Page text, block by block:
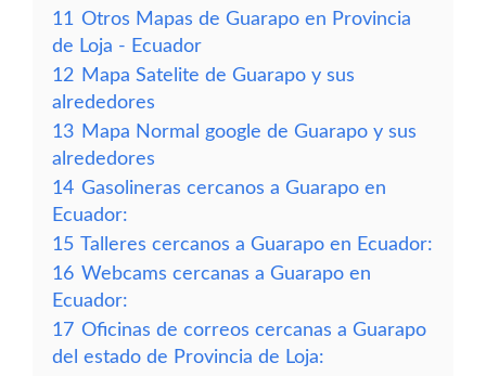
11 Otros Mapas de Guarapo en Provincia
de Loja - Ecuador
12 Mapa Satelite de Guarapo y sus
alrededores
13 Mapa Normal google de Guarapo y sus
alrededores
14 Gasolineras cercanos a Guarapo en
Ecuador:
15 Talleres cercanos a Guarapo en Ecuador:
16 Webcams cercanas a Guarapo en
Ecuador:
17 Oficinas de correos cercanas a Guarapo
del estado de Provincia de Loja: